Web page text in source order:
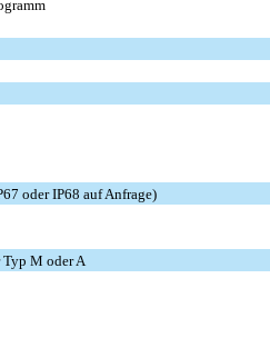
oder IP68 auf Anfrage)
M oder A